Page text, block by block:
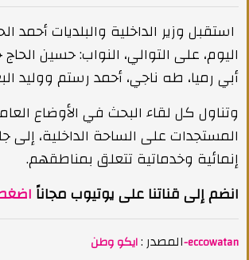
استقبل وزير الداخلية والبلديات أحمد
اليوم، على التوالي، النواب: حسين
أبي رميا، طه ناجي، أحمد رستم ووليد
وتناول كل لقاء البحث في الأوضاع
المستجدات على الساحة الداخلية،
إنمائية وخدماتية تتعلق بمناطقهم.
انضم إلى قناتنا على يوتيوب مجاناً
المصدر :ايكو وطن-eccowatan